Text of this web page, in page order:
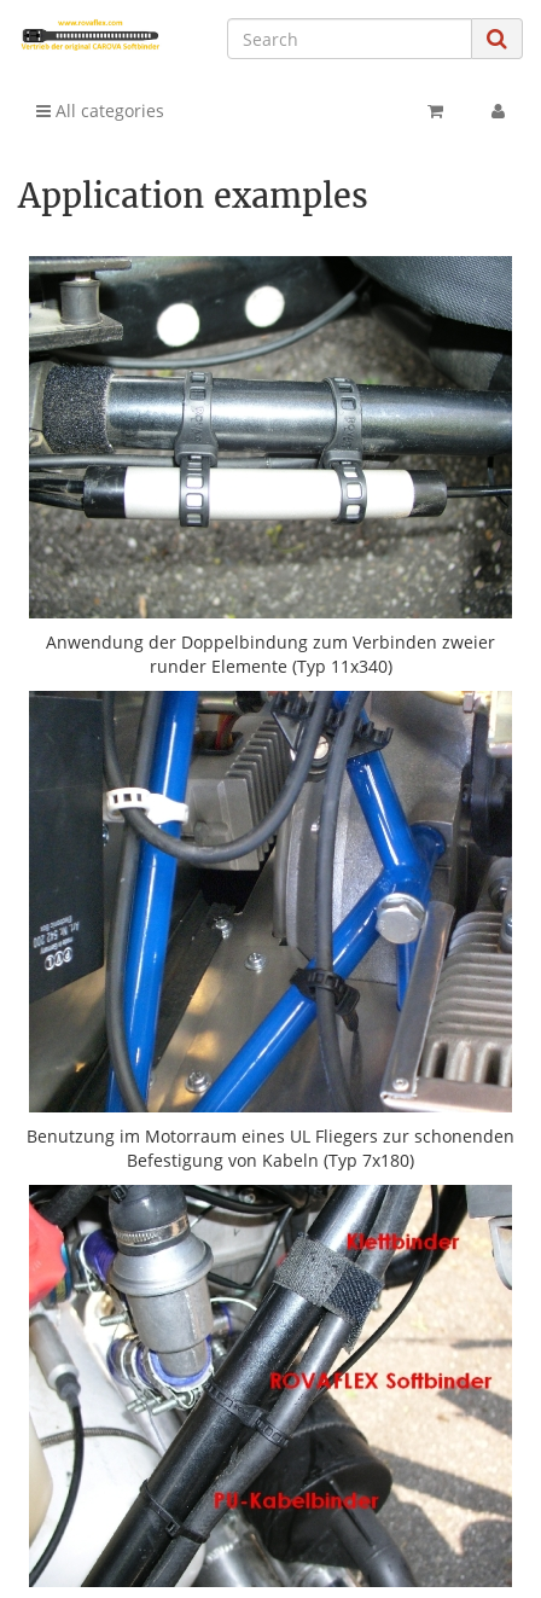
All categories
Application examples
Anwendung der Doppelbindung zum Verbinden zweier
runder Elemente (Typ 11x340)
Benutzung im Motorraum eines UL Fliegers zur schonenden
Befestigung von Kabeln (Typ 7x180)